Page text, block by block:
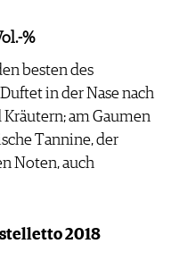
%
besten des
in der Nase nach
am Gaumen
Tannine, der
Noten, auch
2018